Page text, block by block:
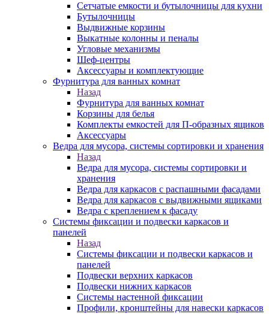
Сетчатые емкости и бутылочницы для кухни
Бутылочницы
Выдвижные корзины
Выкатные колонны и пеналы
Угловые механизмы
Шеф-центры
Аксессуары и комплектующие
Фурнитура для ванных комнат
Назад
Фурнитура для ванных комнат
Корзины для белья
Комплекты емкостей для П-образных ящиков
Аксессуары
Ведра для мусора, системы сортировки и хранения
Назад
Ведра для мусора, системы сортировки и
хранения
Ведра для каркасов с распашными фасадами
Ведра для каркасов с выдвижными ящиками
Ведра с креплением к фасаду
Системы фиксации и подвески каркасов и
панелей
Назад
Системы фиксации и подвески каркасов и
панелей
Подвески верхних каркасов
Подвески нижних каркасов
Системы настенной фиксации
Профили, кронштейны для навески каркасов